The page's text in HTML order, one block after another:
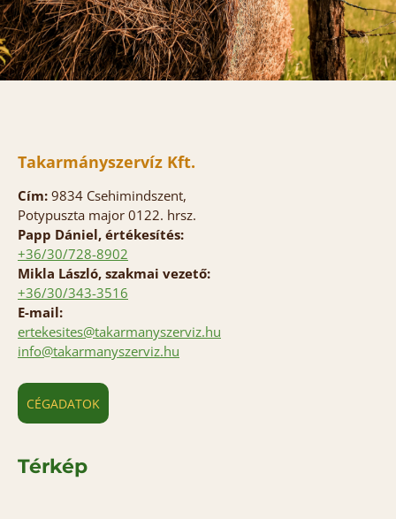
Takarmányszervíz Kft.
Cím: 9834 Csehimindszent,
Potypuszta major 0122. hrsz.
Papp Dániel, értékesítés:
+36/30/728-8902
Mikla László, szakmai vezető:
+36/30/343-3516
E-mail:
ertekesites@takarmanyszerviz.hu
info@takarmanyszerviz.hu
CÉGADATOK
Térkép